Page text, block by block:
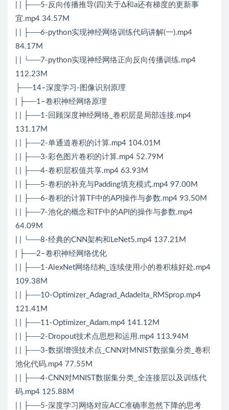
| | ├──5-反向传播推导(四)关于Δ和a还有梯度的更新事
宜.mp4 34.57M
| | ├──6-python实现神经网络训练代码讲解(一).mp4
84.17M
| | └──7-python实现神经网络正向反向传播训练.mp4
112.23M
├──14–深度学习-图像识别原理
| ├──1–卷积神经网络原理
| | ├──1-回顾深度神经网络_卷积层是局部连接.mp4
131.17M
| | ├──2-单通道卷积的计算.mp4 104.01M
| | ├──3-彩色图片卷积的计算.mp4 52.79M
| | ├──4-卷积层权值共享.mp4 63.93M
| | ├──5-卷积的补充与Padding填充模式.mp4 97.00M
| | ├──6-卷积的计算TF中的API操作与参数.mp4 93.50M
| | ├──7-池化的概念和TF中的API的操作与参数.mp4
64.09M
| | └──8-经典的CNN架构和LeNet5.mp4 137.21M
| ├──2–卷积神经网络优化
| | ├──1-AlexNet网络结构_连续使用小的卷积核好处.mp4
109.38M
| | ├──10-Optimizer_Adagrad_Adadelta_RMSprop.mp4
121.41M
| | ├──11-Optimizer_Adam.mp4 141.12M
| | ├──2-Dropout技术点思想和运用.mp4 113.94M
| | ├──3-数据增强技术点_CNN对MNIST数据集分类_卷积
池化代码.mp4 77.55M
| | ├──4-CNN对MNIST数据集分类_全连接层以及训练代
码.mp4 125.88M
| | ├──5-深度学习网络对应ACC准确率忽然下降的思考